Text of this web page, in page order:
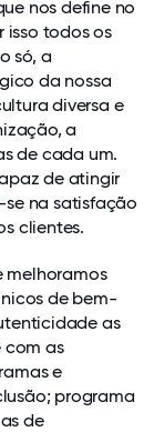
nos define no
isso todos os
só, a
da nossa
diversa e
a
de cada um.
de atingir
se na satisfação
clientes.
melhoramos
de bem-
as
com as
e
programa
de